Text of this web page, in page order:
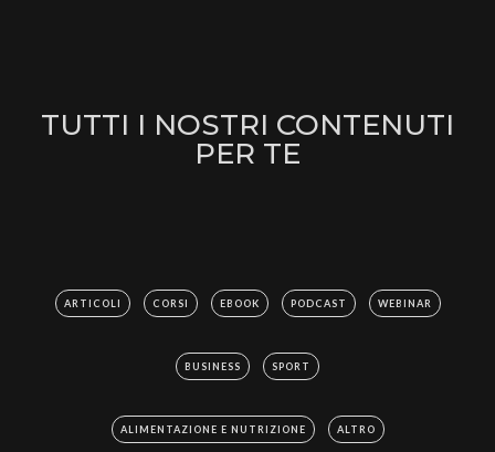
TUTTI I NOSTRI CONTENUTI
PER TE
ARTICOLI CORSI EBOOK PODCAST WEBINAR
BUSINESS SPORT
ALIMENTAZIONE E NUTRIZIONE ALTRO